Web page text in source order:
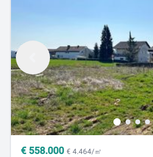
€ 558.000 € 4.464/㎡